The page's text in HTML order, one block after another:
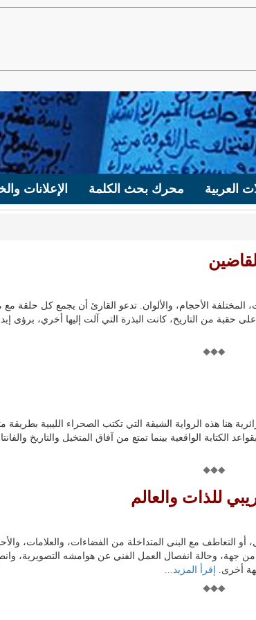
العربية محرك بحث الكلمة الإعلانات
الأحجام، والألوان. تدعو القارئ أن يجمع كل حلقة مع
من التاريخ، كانت البذرة التي آلت إليها أخري، برؤى
هنا هذه الرواية الشيقة التي تكتب الصحراء الليبية بطريقة
الكتابة الواقعية بينما تمتع من آفاق المتخيل والتاريخ
للذات والعالم
التعاطف مع البنى المتداخلة من الفضاءات، والعلامات،
جهة، وحالة انفصال العمل الفني عن هوامشه التصويرية،
أخرى.
إقرأ المزيد...